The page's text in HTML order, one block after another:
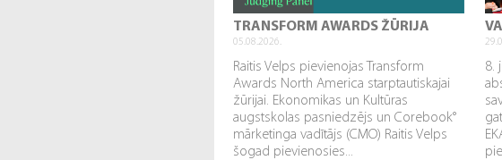
TRANSFORM AWARDS ŽŪRIJA
05.08.2026.
Raitis Velps pievienojas Transform
Awards North America starptautiskajai
žūrijai. Ekonomikas un Kultūras
augstskolas pasniedzējs un Corebook°
mārketinga vadītājs (CMO) Raitis Velps
šogad pievienosies...
8.